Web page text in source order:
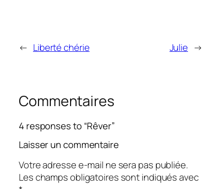
← Liberté chérie Julie →
Commentaires
4 responses to “Rêver”
Laisser un commentaire
Votre adresse e-mail ne sera pas publiée.
Les champs obligatoires sont indiqués avec